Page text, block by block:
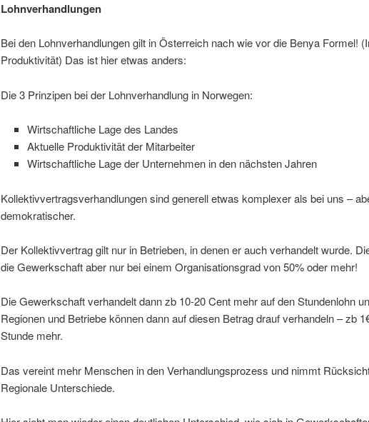
Lohnverhandlungen
Bei den Lohnverhandlungen gilt in Österreich nach wie vor die Benya Formel!
Produktivität) Das ist hier etwas anders:
Die 3 Prinzipen bei der Lohnverhandlung in Norwegen:
Wirtschaftliche Lage des Landes
Aktuelle Produktivität der Mitarbeiter
Wirtschaftliche Lage der Unternehmen in den nächsten Jahren
Kollektivvertragsverhandlungen sind generell etwas komplexer als bei uns –
demokratischer.
Der Kollektivvertrag gilt nur in Betrieben, in denen er auch verhandelt wurde.
die Gewerkschaft aber nur bei einem Organisationsgrad von 50% oder mehr!
Die Gewerkschaft verhandelt dann zb 10-20 Cent mehr auf den Stundenlohn
Regionen und Betriebe können dann auf diesen Betrag drauf verhandeln – zb
Stunde mehr.
Das vereint mehr Menschen in den Verhandlungsprozess und nimmt
Regionale Unterschiede.